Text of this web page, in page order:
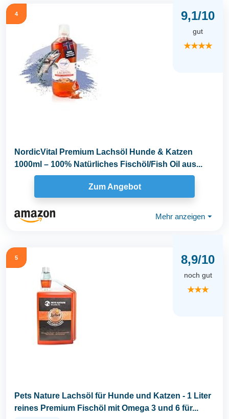
4 9,1/10
gut
★★★★
NordicVital Premium Lachsöl Hunde & Katzen
1000ml – 100% Natürliches Fischöl/Fish Oil aus...
Zum Angebot
Mehr anzeigen ⏷
5 8,9/10
noch gut
★★★
Pets Nature Lachsöl für Hunde und Katzen - 1 Liter
reines Premium Fischöl mit Omega 3 und 6 für...